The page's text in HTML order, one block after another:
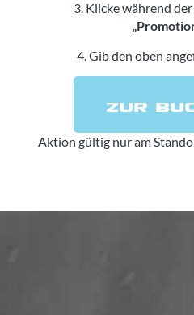
3. Klicke während
4. Gib den oben
ZUR
Aktion gültig nur am